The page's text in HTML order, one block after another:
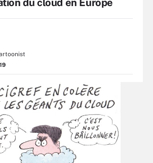
du cloud en Europe